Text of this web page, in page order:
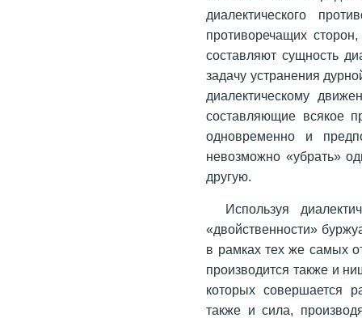
диалектического
противоречащих
составляют сущность
задачу устранения
диалектическому
составляющие всякое
одновременно и
невозможно «убрать»
другую.
Используя
«двойственности»
в рамках тех же самых
производится также и
которых совершается
также и сила,